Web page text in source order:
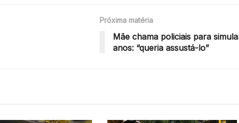
Próxima matéria
Mãe chama policiais para
anos: “queria assustá-lo”